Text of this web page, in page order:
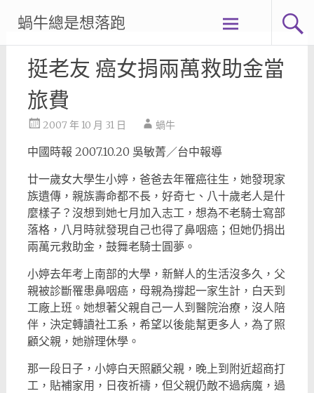
content
蝸牛總是想落跑
挺老友 癌女捐兩萬救助金當
旅費
2007 年 10 月 31 日 蝸牛
中國時報 2007.10.20 吳敏菁／台中報導
廿一歲女大學生小婷，爸爸去年罹癌往生，她發現家
族遺傳，親族壽命都不長，好奇七、八十歲老人是什
麼樣子？沒想到她七月加入志工，想為不老騎士寫部
落格，八月時就發現自己也得了鼻咽癌；但她仍捐出
兩萬元救助金，鼓舞老騎士圓夢。
小婷去年考上南部的大學，新鮮人的生活沒多久，父
親被診斷罹患鼻咽癌，母親為撐起一家生計，白天到
工廠上班。她想著父親自己一人到醫院治療，沒人陪
伴，決定轉讀社工系，希望以後能幫更多人，為了照
顧父親，她辦理休學。
那一段日子，小婷白天照顧父親，晚上到附近超商打
工，貼補家用，日夜祈禱，但父親仍敵不過病魔，過